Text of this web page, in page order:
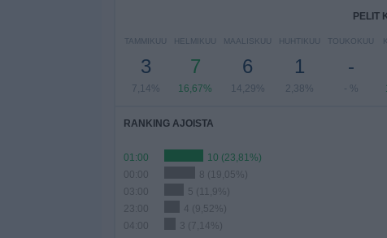
PELIT
TAMMIKUU
3
7,14%
HELMIKUU
7
16,67%
MAALISKUU
6
14,29%
HUHTIKUU
1
2,38%
TOUKOKUU
-
- %
RANKING AJOISTA
01:00
10 (23,81%)
8 (19,05%)
03:00
5 (11,9%)
23:00
4 (9,52%)
3 (7,14%)